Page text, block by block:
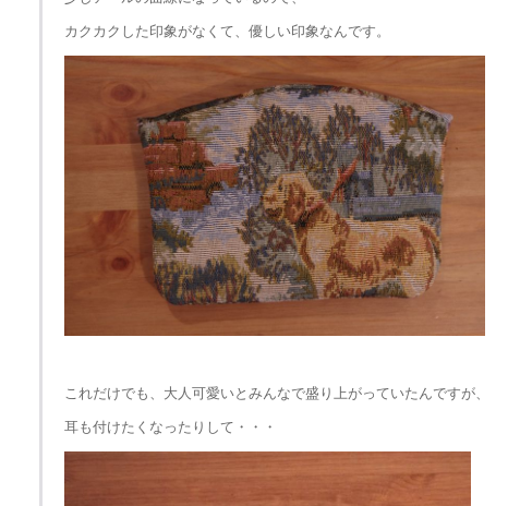
カクカクした印象がなくて、優しい印象なんです。
これだけでも、大人可愛いとみんなで盛り上がっていたんですが、
耳も付けたくなったりして・・・